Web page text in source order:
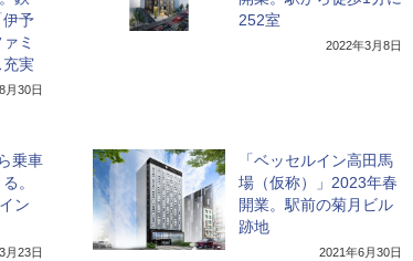
伊予
ミ
充実
月30日
252室
2022年3月8日
乗車
。
ン
月23日
「ベッセルイン高田馬
場（仮称）」2023年春
開業。駅前の菊月ビル
跡地
2021年6月30日